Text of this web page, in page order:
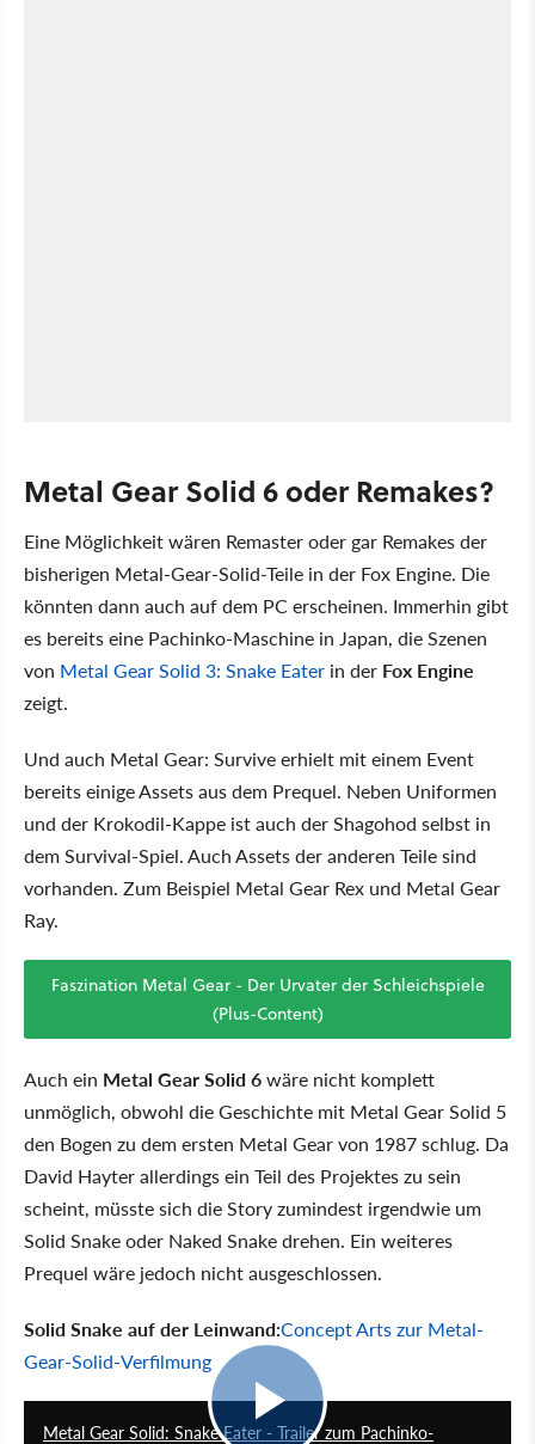
Metal Gear Solid 6 oder Remakes?
Eine Möglichkeit wären Remaster oder gar Remakes der
bisherigen Metal-Gear-Solid-Teile in der Fox Engine. Die
könnten dann auch auf dem PC erscheinen. Immerhin gibt
es bereits eine Pachinko-Maschine in Japan, die Szenen
von Metal Gear Solid 3: Snake Eater in der Fox Engine
zeigt.
Und auch Metal Gear: Survive erhielt mit einem Event
bereits einige Assets aus dem Prequel. Neben Uniformen
und der Krokodil-Kappe ist auch der Shagohod selbst in
dem Survival-Spiel. Auch Assets der anderen Teile sind
vorhanden. Zum Beispiel Metal Gear Rex und Metal Gear
Ray.
Faszination Metal Gear - Der Urvater der Schleichspiele
(Plus-Content)
Auch ein Metal Gear Solid 6wäre nicht komplett
unmöglich, obwohl die Geschichte mit Metal Gear Solid 5
den Bogen zu dem ersten Metal Gear von 1987 schlug. Da
David Hayter allerdings ein Teil des Projektes zu sein
scheint, müsste sich die Story zumindest irgendwie um
Solid Snake oder Naked Snake drehen. Ein weiteres
Prequel wäre jedoch nicht ausgeschlossen.
Solid Snake auf der Leinwand:Concept Arts zur Metal-
Gear-Solid-Verfilmung
Metal Gear Solid: Snake Eater - Trailer zum Pachinko-